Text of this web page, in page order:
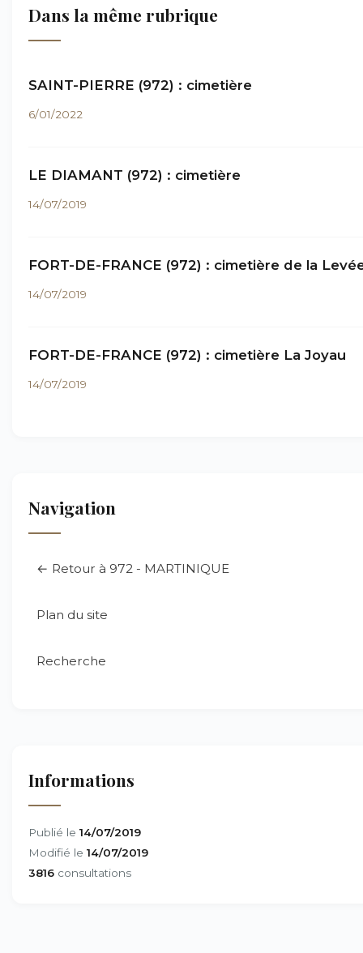
Dans la même rubrique
SAINT-PIERRE (972) : cimetière
6/01/2022
LE DIAMANT (972) : cimetière
14/07/2019
FORT-DE-FRANCE (972) : cimetière de la
14/07/2019
FORT-DE-FRANCE (972) : cimetière La Joyau
14/07/2019
Navigation
← Retour à 972 - MARTINIQUE
Plan du site
Recherche
Informations
Publié le 14/07/2019
Modifié le 14/07/2019
3816 consultations